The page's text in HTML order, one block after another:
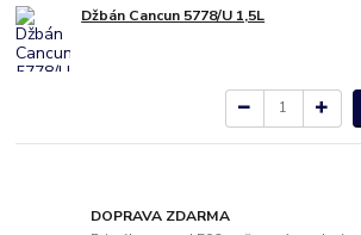
Džbán Cancun 5778/U 1,5L
DOPRAVA ZDARMA